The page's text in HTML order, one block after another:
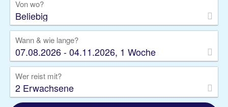
Von wo?
Beliebig
Wann & wie lange?
07.08.2026 - 04.11.2026, 1 Woche
Wer reist mit?
2 Erwachsene